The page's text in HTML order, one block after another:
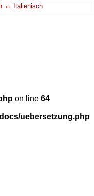
↔ Italienisch
on line 64
uebersetzung.php